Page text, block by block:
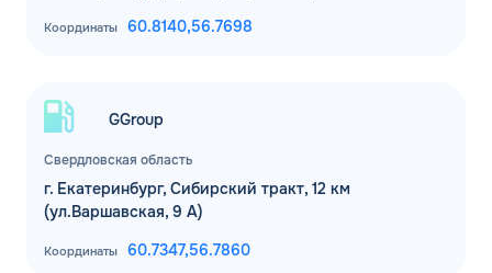
Координаты 60.8140,56.7698
Свердловская область
GGroup
г. Екатеринбург, Сибирский тракт, 12 км
(ул.Варшавская, 9 А)
Координаты 60.7347,56.7860